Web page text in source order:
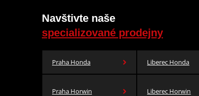
Navštivte naše
specializované prodejny
Praha Honda Liberec Honda
Praha Horwin Liberec Horwin